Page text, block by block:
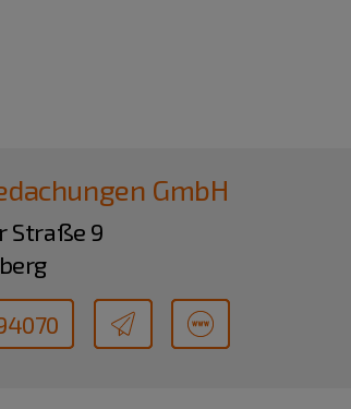
GmbH
Straße 9